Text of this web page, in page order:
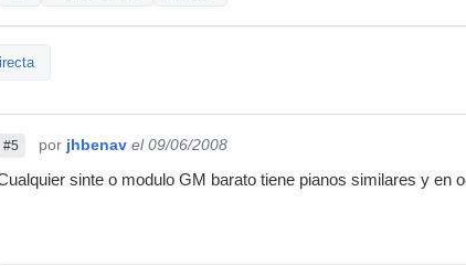
#5 por jhbenav el 09/06/2008
sinte o modulo GM barato tiene pianos similares y en